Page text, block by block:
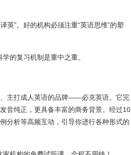
英”。好的机构必须注重“英语思维”的塑
的复习机制是重中之重。
主打成人英语的品牌——必克英语。它完
音纯正，更具备丰富的商务背景。经过10
分析等高频互动，引导你进行各种形式的